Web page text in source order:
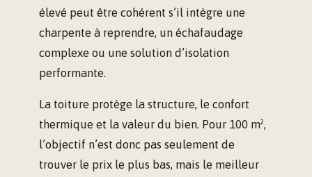
élevé peut être cohérent s’il intègre une
charpente à reprendre, un échafaudage
complexe ou une solution d’isolation
performante.
La toiture protège la structure, le confort
thermique et la valeur du bien. Pour 100 m²,
l’objectif n’est donc pas seulement de
trouver le prix le plus bas, mais le meilleur